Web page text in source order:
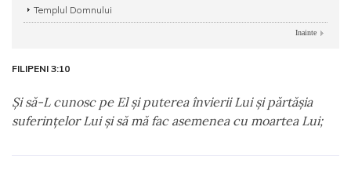
Templul Domnului
Inainte
FILIPENI 3:10
Şi să-L cunosc pe El şi puterea învierii Lui şi părtăşia
suferinţelor Lui şi să mă fac asemenea cu moartea Lui;